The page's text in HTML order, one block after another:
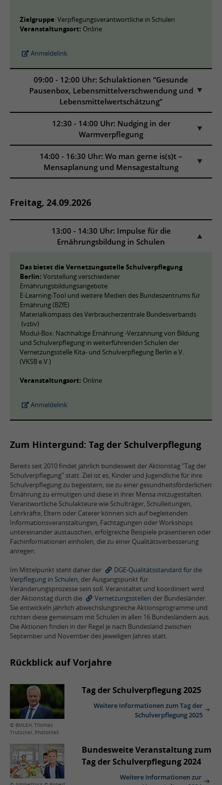
Zielgruppe: Verpflegungsverantwortliche in Schulen
Veranstaltungsort: Online
Anmeldelink
09:00 - 12:00 Uhr: Schulaktionen “Gesunde
Pausenbox, Lebensmittelverschwendung und
Lebensmittelwertschätzung”
12:30 - 14:00 Uhr: Nudging in der
Warmverpflegung
14:00 - 16:30 Uhr: Wo man gerne is(s)t –
Mensaplanung und Mensagestaltung
Freitag, 24.09.2026
13:00 - 14:30 Uhr: Impulse für die
Ernährungsbildung in Schulen
Das bietet die Vernetzungsstelle Schulverpflegung
Berlin: Vorstellung verschiedener
Ernährungsbildungsangebote
E-Learning-Tool und weitere Medien des Bundeszentrums für
Ernährung (BZfE)
Materialkompass des Verbraucherzentrale Bundesverbands
(vzbv)
Modul-Box: Nachhaltige Ernährung -Verzahnung von Bildung
und Schulverpflegung in weiterführenden Schulen der
Vernetzungsstelle Kita- und Schulverpflegung Berlin e.V.
(VKSB e.V.)
Veranstaltungsort: Online
Anmeldelink
Zum Hintergund: Tag der Schulverpflegung
Bereits seit 2010 findet jährlich bundesweit der Aktionstag "Tag der
Schulverpflegung" statt. Ziel ist es, Kinder und Jugendliche für ihre
Schulverpflegung zu begeistern, sie zu einer gesundheitsförderlichen
Ernährung zu ermutigen und diese in ihrer Mensa mitzugestalten.
Verantwortliche Schulakteure wie Schulträger, Schulleitungen,
Lehrkräfte, Eltern oder Caterer können sich auf begleitenden
Informationsveranstaltungen, Fachtagungen oder Workshops
untereinander austauschen, erfolgreiche Beispiele präsentieren oder
Fachinformationen einholen, die zu einer Qualitätsverbesserung
anregen.
Im Mittelpunkt steht daher der
DGE-Qualitätsstandard für die
Verpflegung in Schulen, der Ausgangspunkt für
Veränderungsprozesse sein soll. Veranstaltet und koordiniert wird
der Aktionstag durch die
Vernetzungsstellen der Bundesländer.
Sie entwickeln jährlich abwechslungsreiche Aktionsprogramme und
richten diese gemeinsam mit Schulen in allen 16 Bundesländern aus.
Die Aktionen finden in der Regel je nach Bundesland zwischen
September und November des jeweiligen Jahres statt.
Rückblick auf Vorjahre
© BMLEH, Thomas
Trutschel, Photothek
Tag der Schulverpflegung 2025
Weitere Informationen zum Tag der
Schulverpflegung 2025
Bundesweite Veranstaltung zum
Tag der Schulverpflegung 2024
Weitere Informationen zur